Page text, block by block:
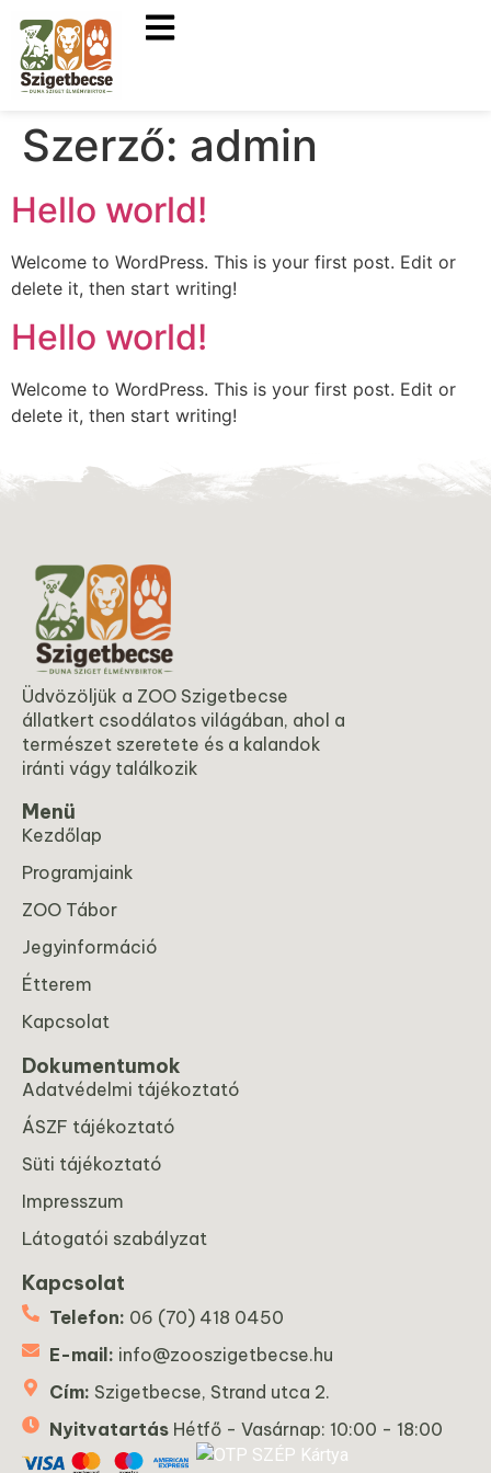
Szerző: admin
Hello world!
Welcome to WordPress. This is your first post. Edit or
delete it, then start writing!
Hello world!
Welcome to WordPress. This is your first post. Edit or
delete it, then start writing!
Üdvözöljük a ZOO Szigetbecse
állatkert csodálatos világában, ahol a
természet szeretete és a kalandok
iránti vágy találkozik
Menü
Kezdőlap
Programjaink
ZOO Tábor
Jegyinformáció
Étterem
Kapcsolat
Dokumentumok
Adatvédelmi tájékoztató
ÁSZF tájékoztató
Süti tájékoztató
Impresszum
Látogatói szabályzat
Kapcsolat
Telefon: 06 (70) 418 0450
E-mail: info@zooszigetbecse.hu
Cím: Szigetbecse, Strand utca 2.
Nyitvatartás Hétfő - Vasárnap: 10:00 - 18:00